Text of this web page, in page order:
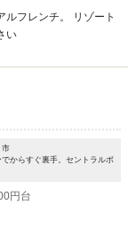
フレンチ。 リゾート
い
市
からすぐ裏手。セントラルボ
円台